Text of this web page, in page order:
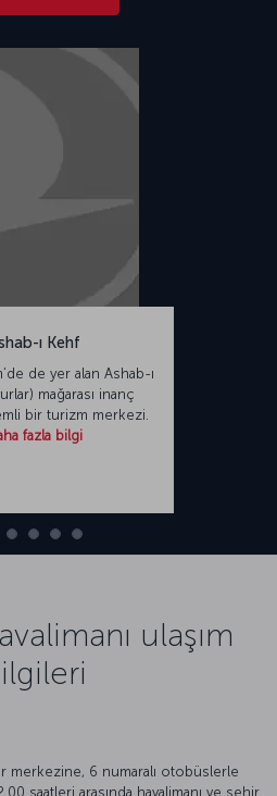
ı Kehf
de yer alan Ashab-ı
mağarası inanç
bir turizm merkezi.
fazla bilgi
ulaşım
merkezine, 6 numaralı otobüslerle
saatleri arasında havalimanı ve şehir